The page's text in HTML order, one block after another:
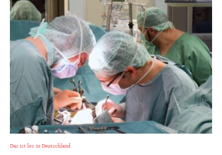
Das ist los in Deutschland